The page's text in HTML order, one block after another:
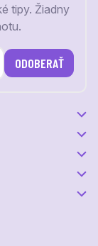
tipy. Žiadny
ODOBERAŤ